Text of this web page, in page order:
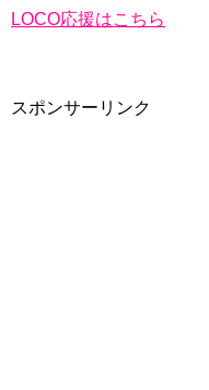
LOCO応援はこちら
スポンサーリンク